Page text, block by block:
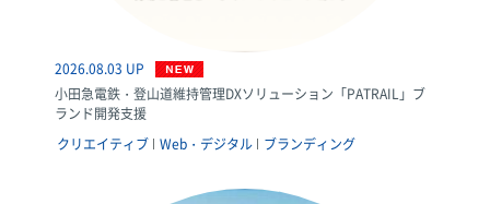
2026.08.03 UP
小田急電鉄・登山道維持管理DXソリューション「PATRAIL」ブ
ランド開発支援
クリエイティブ Web・デジタル ブランディング